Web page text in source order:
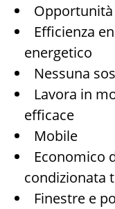
Efficienza
energetico
Nessuna
Lavora in
efficace
Mobile
Economico
condizionata
Finestre e